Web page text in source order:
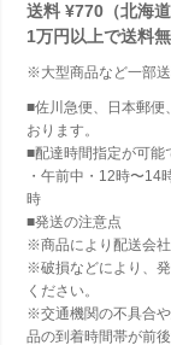
送料 ¥770（北海
1万円以上で送料
※大型商品など一部送
■佐川急便、日本郵便
おります。
■配達時間指定が可能
・午前中・12時〜
時
■発送の注意点
※商品により配送会社
※破損などにより、
ください。
※交通機関の不具合
品の到着時間帯が前